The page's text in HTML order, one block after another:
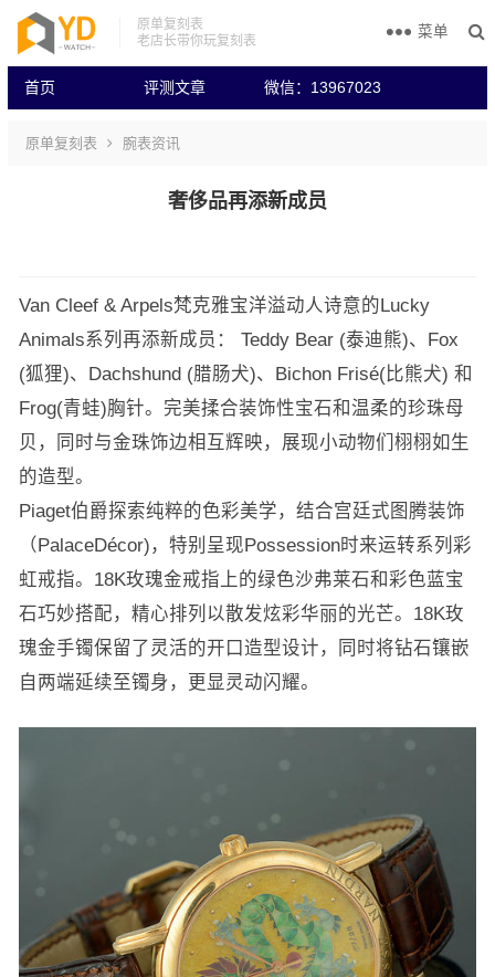
原单复刻表
老店长带你玩复刻表
首页 评测文章 微信：13967023
菜单
原单复刻表 腕表资讯
奢侈品再添新成员
Van Cleef & Arpels梵克雅宝洋溢动人诗意的Lucky
Animals系列再添新成员： Teddy Bear (泰迪熊)、Fox
(狐狸)、Dachshund (腊肠犬)、Bichon Frisé(比熊犬) 和
Frog(青蛙)胸针。完美揉合装饰性宝石和温柔的珍珠母
贝，同时与金珠饰边相互辉映，展现小动物们栩栩如生
的造型。
Piaget伯爵探索纯粹的色彩美学，结合宫廷式图腾装饰
（PalaceDécor)，特别呈现Possession时来运转系列彩
虹戒指。18K玫瑰金戒指上的绿色沙弗莱石和彩色蓝宝
石巧妙搭配，精心排列以散发炫彩华丽的光芒。18K玫
瑰金手镯保留了灵活的开口造型设计，同时将钻石镶嵌
自两端延续至镯身，更显灵动闪耀。